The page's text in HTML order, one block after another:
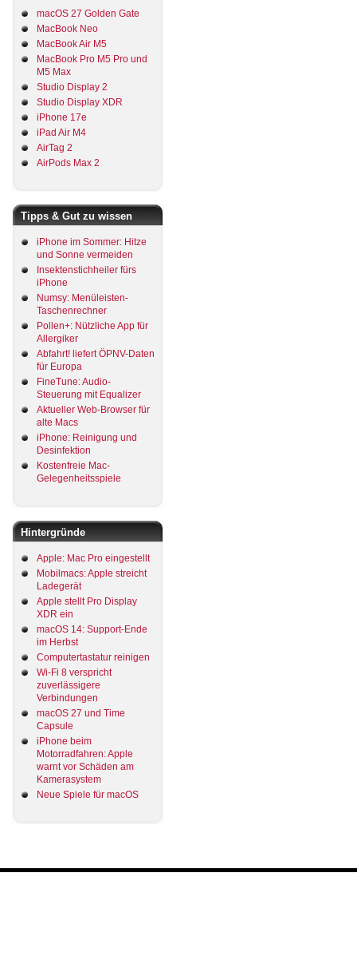
macOS 27 Golden Gate
MacBook Neo
MacBook Air M5
MacBook Pro M5 Pro und
M5 Max
Studio Display 2
Studio Display XDR
iPhone 17e
iPad Air M4
AirTag 2
AirPods Max 2
Tipps & Gut zu wissen
iPhone im Sommer: Hitze
und Sonne vermeiden
Insektenstichheiler fürs
iPhone
Numsy: Menüleisten-
Taschenrechner
Pollen+: Nützliche App für
Allergiker
Abfahrt! liefert ÖPNV-Daten
für Europa
FineTune: Audio-
Steuerung mit Equalizer
Aktueller Web-Browser für
alte Macs
iPhone: Reinigung und
Desinfektion
Kostenfreie Mac-
Gelegenheitsspiele
Hintergründe
Apple: Mac Pro eingestellt
Mobilmacs: Apple streicht
Ladegerät
Apple stellt Pro Display
XDR ein
macOS 14: Support-Ende
im Herbst
Computertastatur reinigen
Wi-Fi 8 verspricht
zuverlässigere
Verbindungen
macOS 27 und Time
Capsule
iPhone beim
Motorradfahren: Apple
warnt vor Schäden am
Kamerasystem
Neue Spiele für macOS